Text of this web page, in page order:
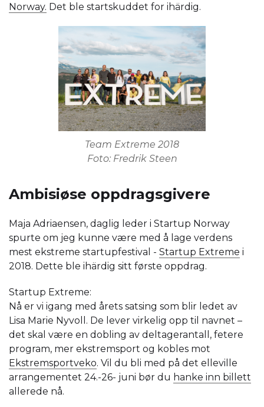
Norway. Det ble startskuddet for ihärdig.
Team Extreme 2018
Foto: Fredrik Steen
Ambisiøse oppdragsgivere
Maja Adriaensen, daglig leder i Startup Norway
spurte om jeg kunne være med å lage verdens
mest ekstreme startupfestival - Startup Extreme i
2018. Dette ble ihärdig sitt første oppdrag.
Startup Extreme:
Nå er vi igang med årets satsing som blir ledet av
Lisa Marie Nyvoll. De lever virkelig opp til navnet –
det skal være en dobling av deltagerantall, fetere
program, mer ekstremsport og kobles mot
Ekstremsportveko. Vil du bli med på det elleville
arrangementet 24.-26- juni bør du hanke inn billett
allerede nå.